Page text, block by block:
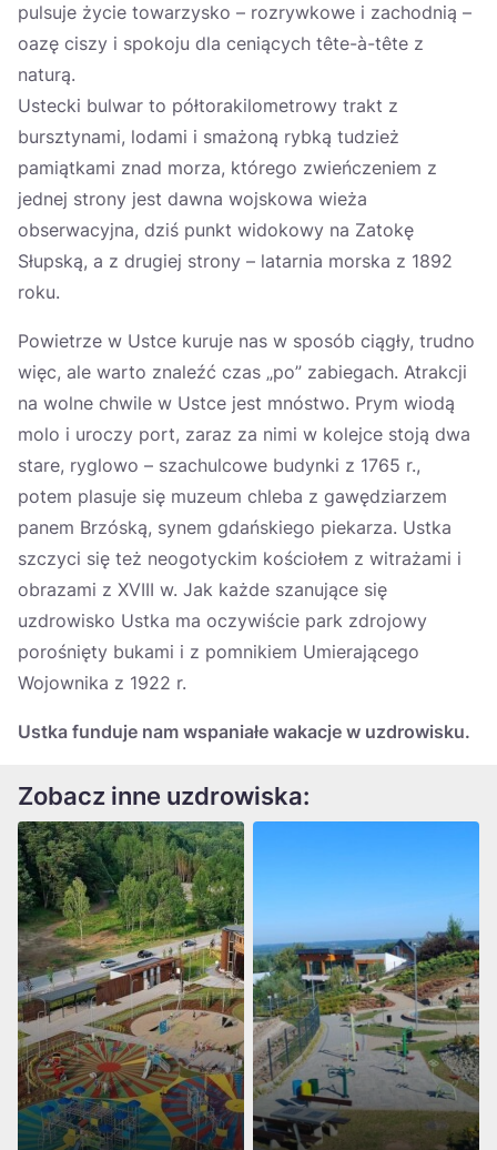
pulsuje życie towarzysko – rozrywkowe i zachodnią –
oazę ciszy i spokoju dla ceniących tête-à-tête z
naturą.
Ustecki bulwar to półtorakilometrowy trakt z
bursztynami, lodami i smażoną rybką tudzież
pamiątkami znad morza, którego zwieńczeniem z
jednej strony jest dawna wojskowa wieża
obserwacyjna, dziś punkt widokowy na Zatokę
Słupską, a z drugiej strony – latarnia morska z 1892
roku.
Powietrze w Ustce kuruje nas w sposób ciągły, trudno
więc, ale warto znaleźć czas „po” zabiegach. Atrakcji
na wolne chwile w Ustce jest mnóstwo. Prym wiodą
molo i uroczy port, zaraz za nimi w kolejce stoją dwa
stare, ryglowo – szachulcowe budynki z 1765 r.,
potem plasuje się muzeum chleba z gawędziarzem
panem Brzóską, synem gdańskiego piekarza. Ustka
szczyci się też neogotyckim kościołem z witrażami i
obrazami z XVIII w. Jak każde szanujące się
uzdrowisko Ustka ma oczywiście park zdrojowy
porośnięty bukami i z pomnikiem Umierającego
Wojownika z 1922 r.
Ustka funduje nam wspaniałe wakacje w uzdrowisku.
Zobacz inne uzdrowiska: